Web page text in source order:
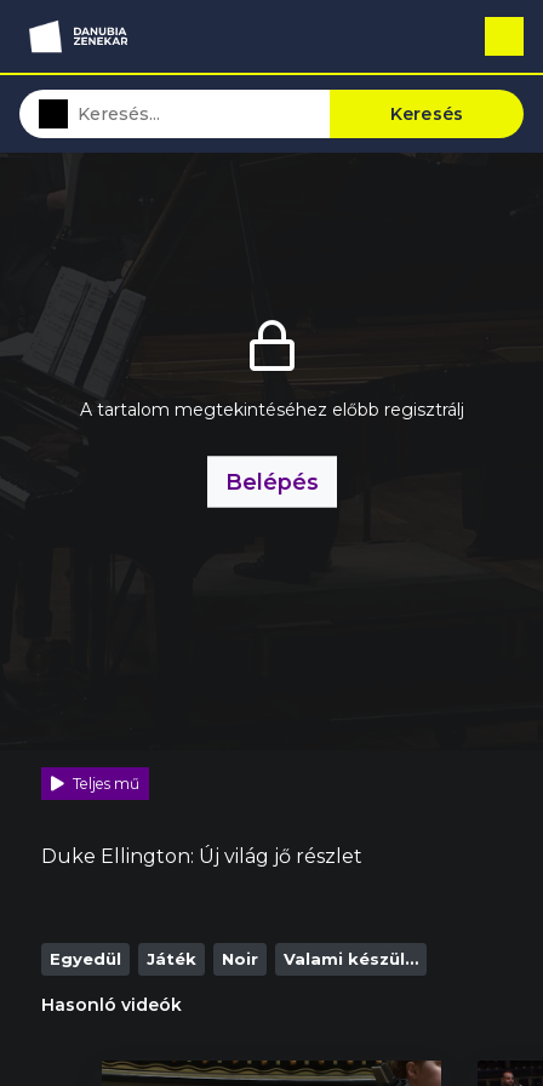
Keresés
A tartalom megtekintéséhez előbb regisztrálj
Belépés
Teljes mű
Duke Ellington: Új világ jő részlet
Egyedül Játék Noir Valami készül…
Hasonló videók